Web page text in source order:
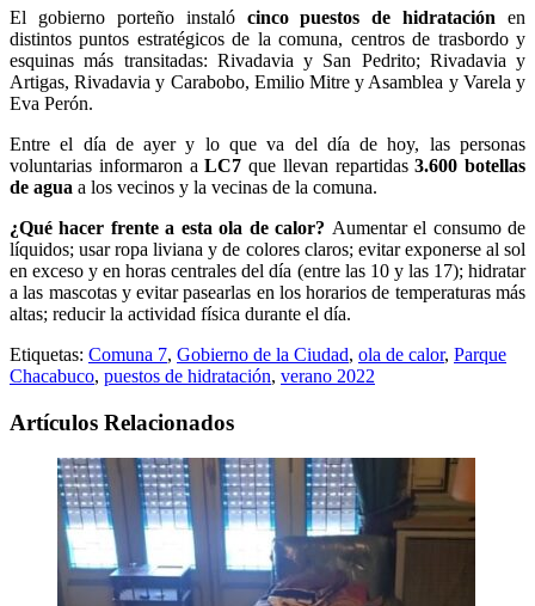
El gobierno porteño instaló cinco puestos de hidratación en
distintos puntos estratégicos de la comuna, centros de trasbordo y
esquinas más transitadas: Rivadavia y San Pedrito; Rivadavia y
Artigas, Rivadavia y Carabobo, Emilio Mitre y Asamblea y Varela y
Eva Perón.
Entre el día de ayer y lo que va del día de hoy, las personas
voluntarias informaron aLC7 que llevan repartidas3.600 botellas
de agua a los vecinos y la vecinas de la comuna.
¿Qué hacer frente a esta ola de calor? Aumentar el consumo de
líquidos; usar ropa liviana y de colores claros; evitar exponerse al sol
en exceso y en horas centrales del día (entre las 10 y las 17); hidratar
a las mascotas y evitar pasearlas en los horarios de temperaturas más
altas; reducir la actividad física durante el día.
Etiquetas: Comuna 7, Gobierno de la Ciudad, ola de calor, Parque
Chacabuco, puestos de hidratación, verano 2022
Artículos Relacionados